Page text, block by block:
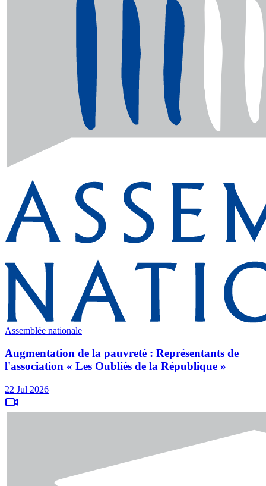
Assemblée nationale
Augmentation de la pauvreté : Représentants de
l'association « Les Oubliés de la République »
22 Jul 2026